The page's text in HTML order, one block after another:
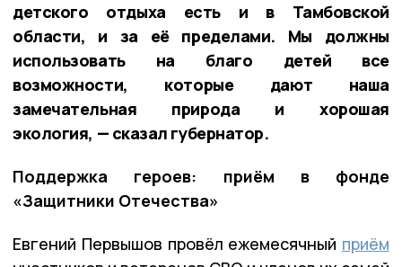
детского отдыха есть и в Тамбовской
области, и за её пределами. Мы должны
использовать на благо детей все
возможности, которые дают наша
замечательная природа и хорошая
экология, — сказал губернатор.
Поддержка героев: приём в фонде
«Защитники Отечества»
Евгений Первышов провёл ежемесячный приём